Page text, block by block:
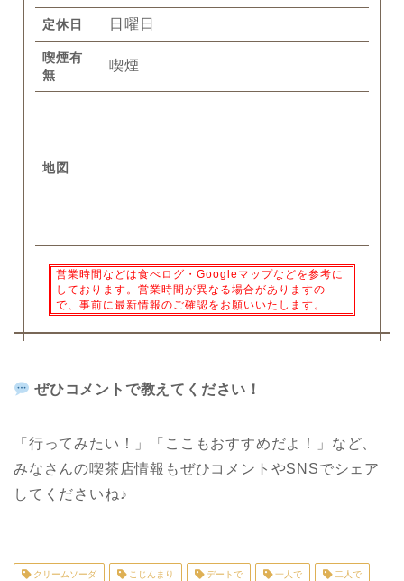
定休日 日曜日
喫煙有
無
喫煙
地図
営業時間などは食べログ・Googleマップなどを参考に
しております。営業時間が異なる場合がありますの
で、事前に最新情報のご確認をお願いいたします。
ぜひコメントで教えてください！
「行ってみたい！」「ここもおすすめだよ！」など、
みなさんの喫茶店情報もぜひコメントやSNSでシェア
してくださいね♪
クリームソーダ こじんまり デートで 一人で 二人で